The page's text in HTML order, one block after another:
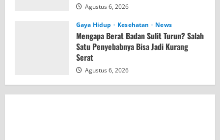
Agustus 6, 2026
Gaya Hidup Kesehatan News
Mengapa Berat Badan Sulit Turun? Salah
Satu Penyebabnya Bisa Jadi Kurang
Serat
Agustus 6, 2026